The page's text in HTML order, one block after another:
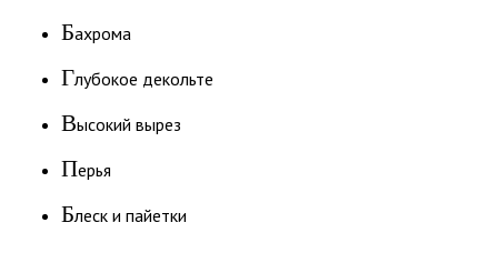
Бахрома
Глубокое декольте
Высокий вырез
Перья
Блеск и пайетки